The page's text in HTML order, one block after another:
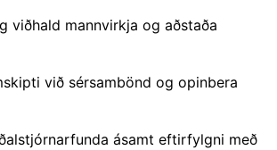
mannvirkja og aðstaða
við sérsambönd og opinbera
ásamt eftirfylgni með